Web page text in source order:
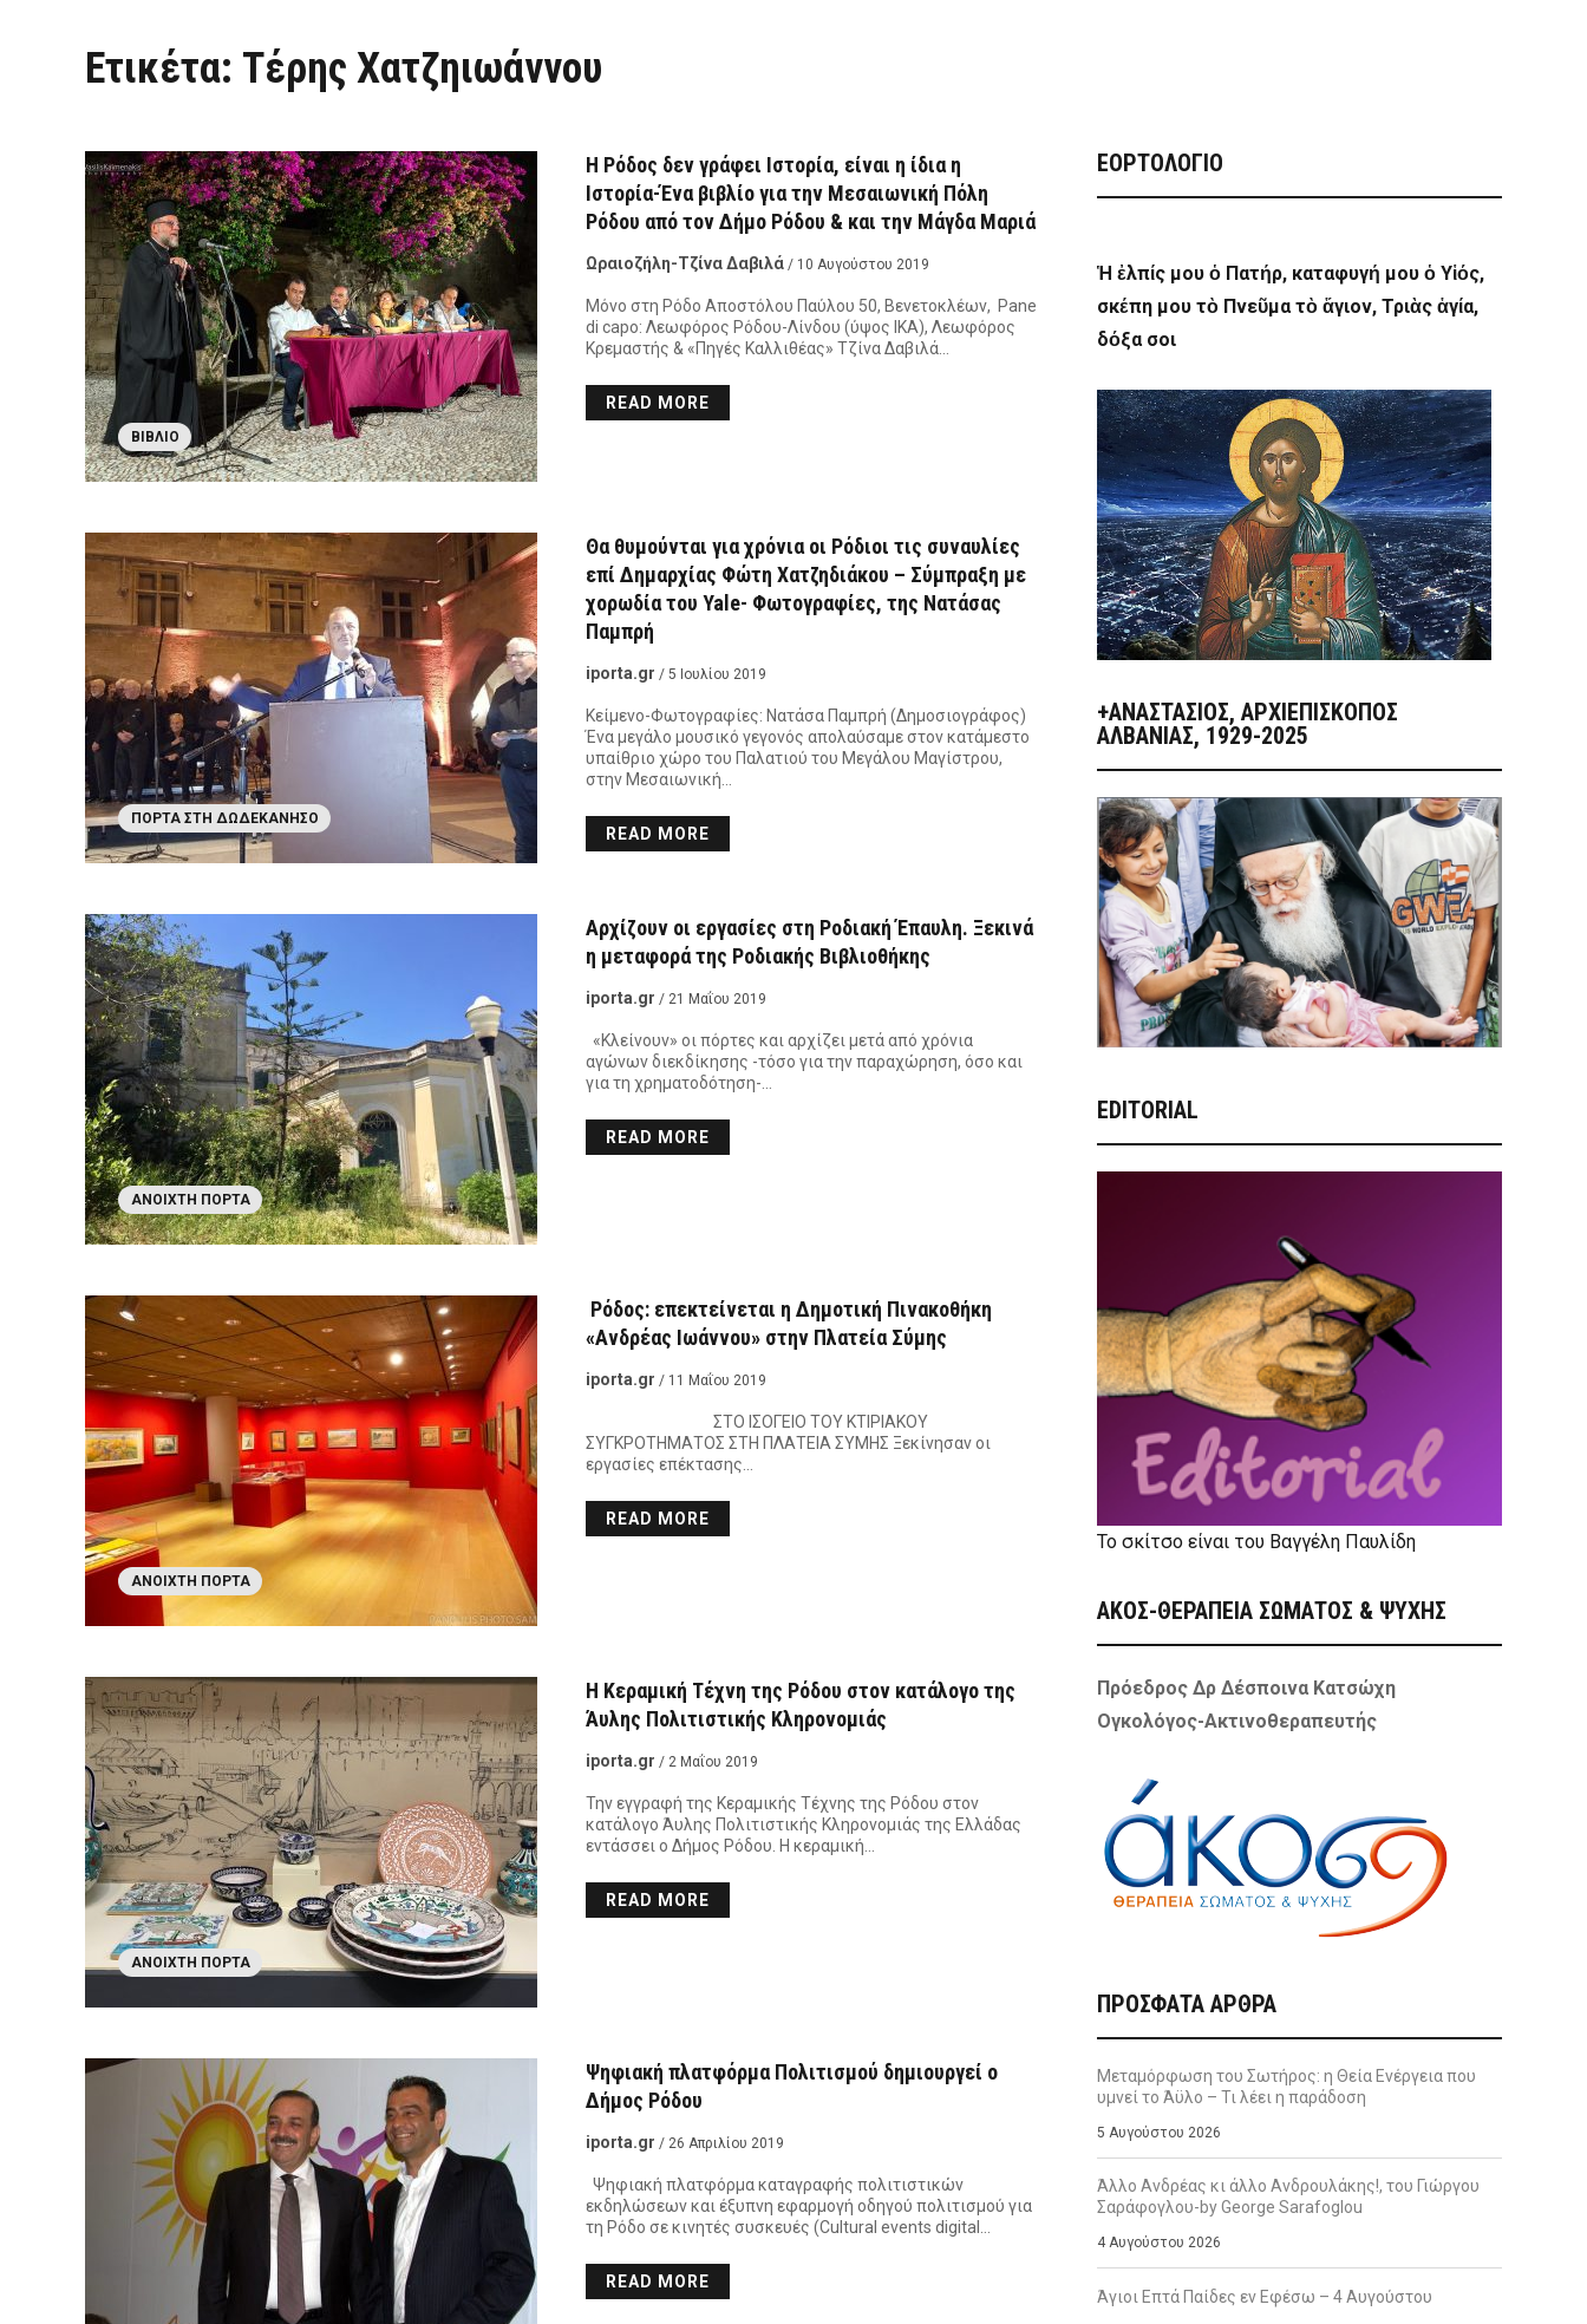
Ετικέτα: Τέρης Χατζηιωάννου
ΒΙΒΛΊΟ
Η Ρόδος δεν γράφει Ιστορία, είναι η ίδια η
Ιστορία-Ένα βιβλίο για την Μεσαιωνική Πόλη
Ρόδου από τον Δήμο Ρόδου & και την Μάγδα Μαριά
Ωραιοζήλη-Τζίνα Δαβιλά / 10 Αυγούστου 2019
Μόνο στη Ρόδο Αποστόλου Παύλου 50, Βενετοκλέων, Pane
di capo: Λεωφόρος Ρόδου-Λίνδου (ύψος ΙΚΑ), Λεωφόρος
Κρεμαστής & «Πηγές Καλλιθέας» Τζίνα Δαβιλά…
READ MORE
ΠΌΡΤΑ ΣΤΗ ΔΩΔΕΚΆΝΗΣΟ
Θα θυμούνται για χρόνια οι Ρόδιοι τις συναυλίες
επί Δημαρχίας Φώτη Χατζηδιάκου – Σύμπραξη με
χορωδία του Yale- Φωτογραφίες, της Νατάσας
Παμπρή
iporta.gr / 5 Ιουλίου 2019
Κείμενο-Φωτογραφίες: Νατάσα Παμπρή (Δημοσιογράφος)
Ένα μεγάλο μουσικό γεγονός απολαύσαμε στον κατάμεστο
υπαίθριο χώρο του Παλατιού του Μεγάλου Μαγίστρου,
στην Μεσαιωνική…
READ MORE
ΑΝΟΙΧΤΉ ΠΌΡΤΑ
Αρχίζουν οι εργασίες στη Ροδιακή Έπαυλη. Ξεκινά
η μεταφορά της Ροδιακής Βιβλιοθήκης
iporta.gr / 21 Μαΐου 2019
«Kλείνουν» οι πόρτες και αρχίζει μετά από χρόνια
αγώνων διεκδίκησης -τόσο για την παραχώρηση, όσο και
για τη χρηματοδότηση-…
READ MORE
ΑΝΟΙΧΤΉ ΠΌΡΤΑ
Ρόδος: επεκτείνεται η Δημοτική Πινακοθήκη
«Ανδρέας Ιωάννου» στην Πλατεία Σύμης
iporta.gr / 11 Μαΐου 2019
ΣΤΟ ΙΣΟΓΕΙΟ ΤΟΥ ΚΤΙΡΙΑΚΟΥ
ΣΥΓΚΡΟΤΗΜΑΤΟΣ ΣΤΗ ΠΛΑΤΕΙΑ ΣΥΜΗΣ Ξεκίνησαν οι
εργασίες επέκτασης…
READ MORE
ΑΝΟΙΧΤΉ ΠΌΡΤΑ
Η Κεραμική Τέχνη της Ρόδου στον κατάλογο της
Άυλης Πολιτιστικής Κληρονομιάς
iporta.gr / 2 Μαΐου 2019
Την εγγραφή της Κεραμικής Τέχνης της Ρόδου στον
κατάλογο Άυλης Πολιτιστικής Κληρονομιάς της Ελλάδας
εντάσσει ο Δήμος Ρόδου. H κεραμική…
READ MORE
Ψηφιακή πλατφόρμα Πολιτισμού δημιουργεί ο
Δήμος Ρόδου
iporta.gr / 26 Απριλίου 2019
Ψηφιακή πλατφόρμα καταγραφής πολιτιστικών
εκδηλώσεων και έξυπνη εφαρμογή οδηγού πολιτισμού για
τη Ρόδο σε κινητές συσκευές (Cultural events digital…
READ MORE
ΕΟΡΤΟΛΟΓΙΟ
Ἡ ἐλπίς μου ὁ Πατήρ, καταφυγή μου ὁ Υἱός,
σκέπη μου τὸ Πνεῦμα τὸ ἅγιον, Τριὰς ἁγία,
δόξα σοι
+ΑΝΑΣΤΆΣΙΟΣ, ΑΡΧΙΕΠΊΣΚΟΠΟΣ
ΑΛΒΑΝΊΑΣ, 1929-2025
EDITORIAL
Το σκίτσο είναι του Βαγγέλη Παυλίδη
ΑΚΟΣ-ΘΕΡΑΠΕΙΑ ΣΩΜΑΤΟΣ & ΨΥΧΗΣ
Πρόεδρος Δρ Δέσποινα Κατσώχη
Ογκολόγος-Ακτινοθεραπευτής
ΠΡΌΣΦΑΤΑ ΆΡΘΡΑ
Μεταμόρφωση του Σωτήρος: η Θεία Ενέργεια που
υμνεί το Άϋλο – Τι λέει η παράδοση
5 Αυγούστου 2026
Άλλο Ανδρέας κι άλλο Ανδρουλάκης!, του Γιώργου
Σαράφογλου-by George Sarafoglou
4 Αυγούστου 2026
Άγιοι Επτά Παίδες εν Εφέσω – 4 Αυγούστου